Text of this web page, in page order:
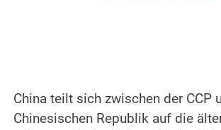
China teilt sich zwischen der CCP
Chinesischen Republik auf die